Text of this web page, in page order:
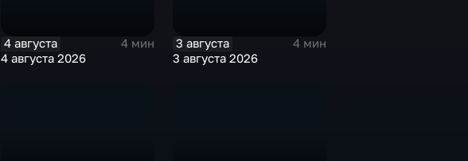
4 августа
4 мин
4 августа 2026
3 августа
4 мин
3 августа 2026